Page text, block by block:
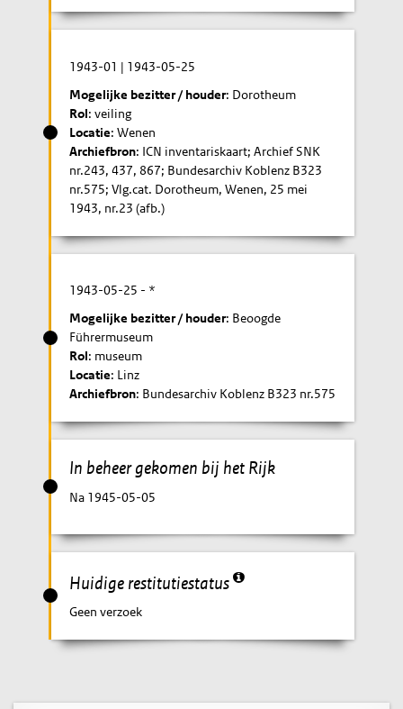
1943-01 | 1943-05-25
Mogelijke bezitter / houder: Dorotheum
Rol: veiling
Locatie: Wenen
Archiefbron: ICN inventariskaart; Archief SNK
nr.243, 437, 867; Bundesarchiv Koblenz B323
nr.575; Vlg.cat. Dorotheum, Wenen, 25 mei
1943, nr.23 (afb.)
1943-05-25 - *
Mogelijke bezitter / houder: Beoogde
Führermuseum
Rol: museum
Locatie: Linz
Archiefbron: Bundesarchiv Koblenz B323 nr.575
In beheer gekomen bij het Rijk
Na 1945-05-05
Huidige restitutiestatus
Geen verzoek